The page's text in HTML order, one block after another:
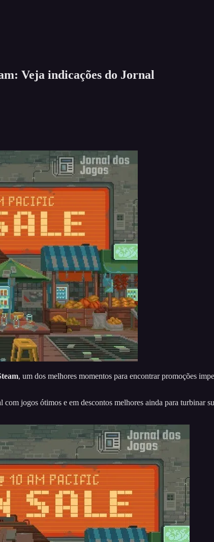
Veja indicações do Jornal
, um dos melhores momentos para encontrar promoções
jogos ótimos e em descontos melhores ainda para turbinar